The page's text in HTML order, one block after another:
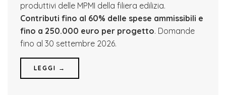
produttivi delle MPMI della filiera edilizia.
Contributi fino al 60% delle spese ammissibili e
fino a 250.000 euro per progetto. Domande
fino al 30 settembre 2026.
LEGGI →